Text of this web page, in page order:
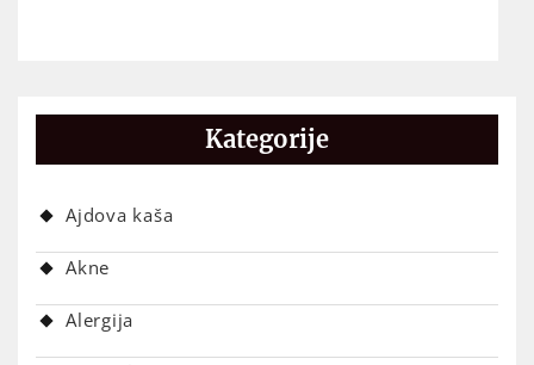
Kategorije
Ajdova kaša
Akne
Alergija